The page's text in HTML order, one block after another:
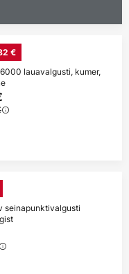
€
lauavalgusti, kumer,
seinapunktivalgusti